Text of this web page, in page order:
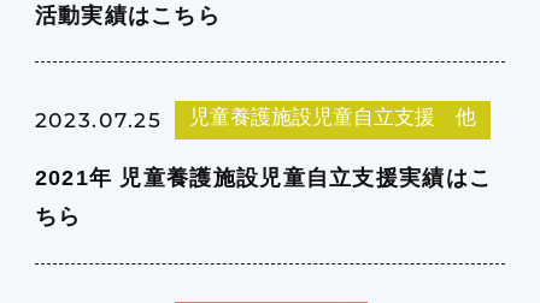
活動実績はこちら
2023.07.25 児童養護施設児童自立支援 他
2021年 児童養護施設児童自立支援実績はこ
ちら